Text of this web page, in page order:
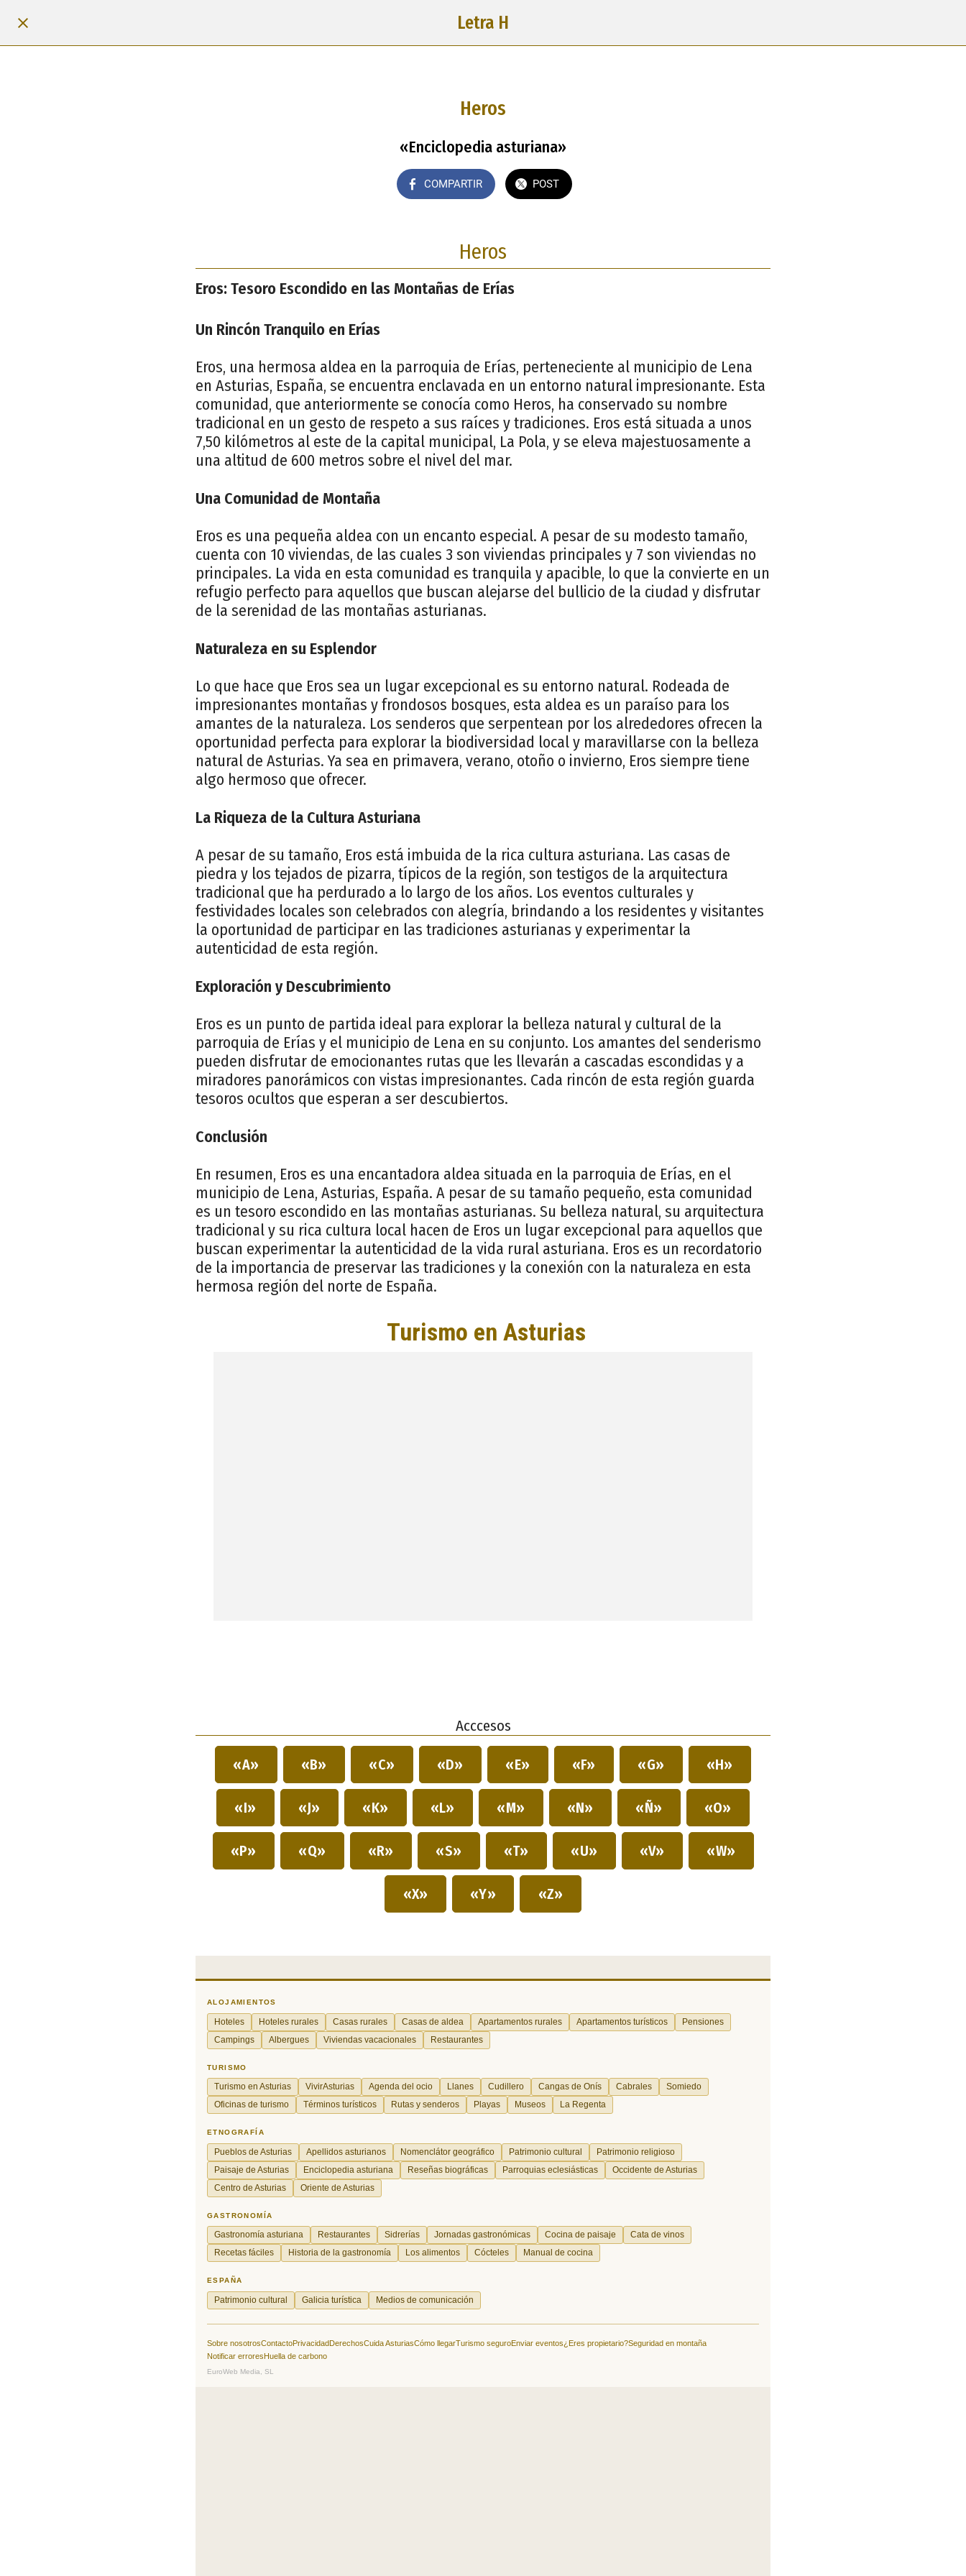
Letra H
Heros
«Enciclopedia asturiana»
COMPARTIR POST
Heros
Eros: Tesoro Escondido en las Montañas de Erías
Un Rincón Tranquilo en Erías
Eros, una hermosa aldea en la parroquia de Erías, perteneciente al municipio de Lena
en Asturias, España, se encuentra enclavada en un entorno natural impresionante. Esta
comunidad, que anteriormente se conocía como Heros, ha conservado su nombre
tradicional en un gesto de respeto a sus raíces y tradiciones. Eros está situada a unos
7,50 kilómetros al este de la capital municipal, La Pola, y se eleva majestuosamente a
una altitud de 600 metros sobre el nivel del mar.
Una Comunidad de Montaña
Eros es una pequeña aldea con un encanto especial. A pesar de su modesto tamaño,
cuenta con 10 viviendas, de las cuales 3 son viviendas principales y 7 son viviendas no
principales. La vida en esta comunidad es tranquila y apacible, lo que la convierte en un
refugio perfecto para aquellos que buscan alejarse del bullicio de la ciudad y disfrutar
de la serenidad de las montañas asturianas.
Naturaleza en su Esplendor
Lo que hace que Eros sea un lugar excepcional es su entorno natural. Rodeada de
impresionantes montañas y frondosos bosques, esta aldea es un paraíso para los
amantes de la naturaleza. Los senderos que serpentean por los alrededores ofrecen la
oportunidad perfecta para explorar la biodiversidad local y maravillarse con la belleza
natural de Asturias. Ya sea en primavera, verano, otoño o invierno, Eros siempre tiene
algo hermoso que ofrecer.
La Riqueza de la Cultura Asturiana
A pesar de su tamaño, Eros está imbuida de la rica cultura asturiana. Las casas de
piedra y los tejados de pizarra, típicos de la región, son testigos de la arquitectura
tradicional que ha perdurado a lo largo de los años. Los eventos culturales y
festividades locales son celebrados con alegría, brindando a los residentes y visitantes
la oportunidad de participar en las tradiciones asturianas y experimentar la
autenticidad de esta región.
Exploración y Descubrimiento
Eros es un punto de partida ideal para explorar la belleza natural y cultural de la
parroquia de Erías y el municipio de Lena en su conjunto. Los amantes del senderismo
pueden disfrutar de emocionantes rutas que les llevarán a cascadas escondidas y a
miradores panorámicos con vistas impresionantes. Cada rincón de esta región guarda
tesoros ocultos que esperan a ser descubiertos.
Conclusión
En resumen, Eros es una encantadora aldea situada en la parroquia de Erías, en el
municipio de Lena, Asturias, España. A pesar de su tamaño pequeño, esta comunidad
es un tesoro escondido en las montañas asturianas. Su belleza natural, su arquitectura
tradicional y su rica cultura local hacen de Eros un lugar excepcional para aquellos que
buscan experimentar la autenticidad de la vida rural asturiana. Eros es un recordatorio
de la importancia de preservar las tradiciones y la conexión con la naturaleza en esta
hermosa región del norte de España.
Acccesos
«A» «B» «C» «D» «E» «F» «G» «H»
«I» «J» «K» «L» «M» «N» «Ñ» «O»
«P» «Q» «R» «S» «T» «U» «V» «W»
«X» «Y» «Z»